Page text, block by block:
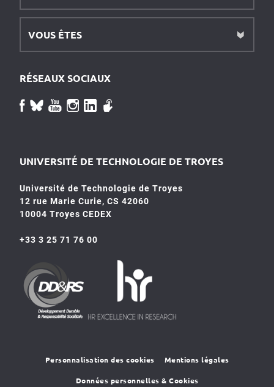
VOUS ÊTES
RÉSEAUX SOCIAUX
UNIVERSITÉ DE TECHNOLOGIE DE TROYES
Université de Technologie de Troyes
12 rue Marie Curie, CS 42060
10004 Troyes CEDEX
+33 3 25 71 76 00
Personnalisation des cookies Mentions légales
Données personnelles & Cookies